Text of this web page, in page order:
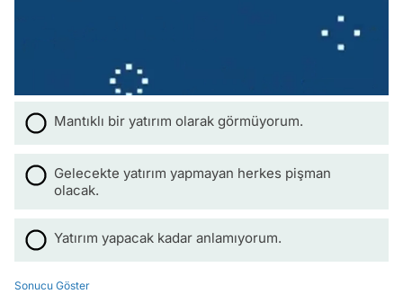
Mantıklı bir yatırım olarak görmüyorum.
Gelecekte yatırım yapmayan herkes pişman
olacak.
Yatırım yapacak kadar anlamıyorum.
Sonucu Göster